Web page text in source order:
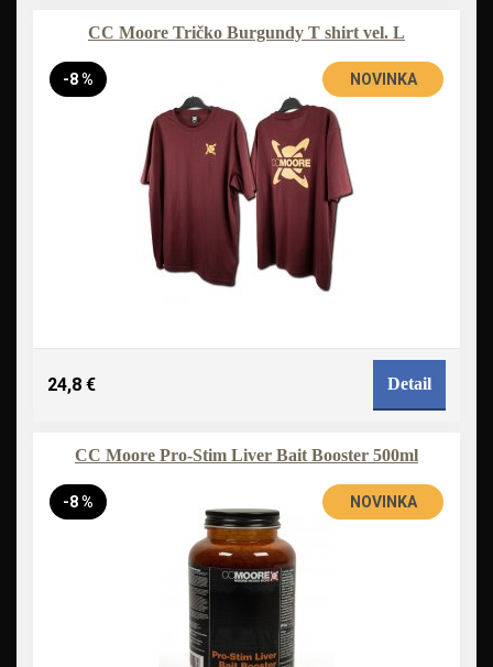
CC Moore Tričko Burgundy T shirt vel. L
-8 % NOVINKA
24,8 € Detail
CC Moore Pro-Stim Liver Bait Booster 500ml
-8 % NOVINKA